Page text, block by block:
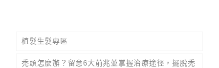
植髮生髮專區
禿頭怎麼辦？留意6大前兆並掌握治療途徑，擺脫禿